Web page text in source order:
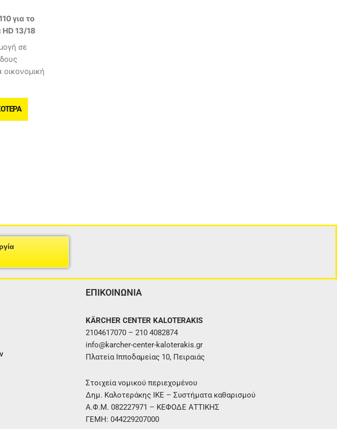
για το
HD 13/18
σε
ΕΠΙΚΟΙΝΩΝΙΑ
KÄRCHER CENTER KALOTERAKIS
2104617070 – 210 4082874
info@karcher-center-kaloterakis.gr
Πλατεία Ιπποδαμείας 10, Πειραιάς
Στοιχεία νομικού περιεχομένου
Δημ. Καλοτεράκης ΙΚΕ – Συστήματα καθαρισμού
Α.Φ.Μ. 082227971 – ΚΕΦΟΔΕ ΑΤΤΙΚΗΣ
ΓΕΜΗ: 044229207000